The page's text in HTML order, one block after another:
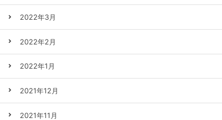
2022年3月
2022年2月
2022年1月
2021年12月
2021年11月